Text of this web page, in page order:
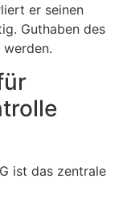
er seinen
Guthaben des
ist das zentrale